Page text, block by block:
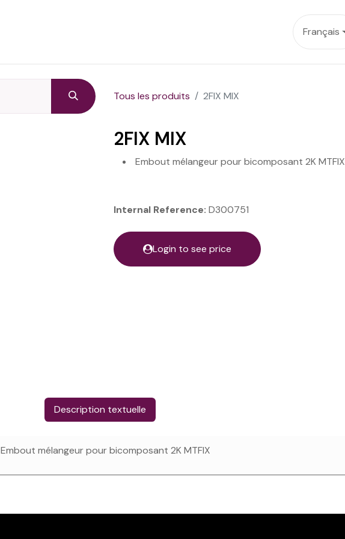
Français
Tous les produits 2FIX MIX
2FIX MIX
Embout mélangeur pour bicomposant 2K MTFIX
Internal Reference: D300751
Login to see price
Description textuelle
Embout mélangeur pour bicomposant 2K MTFIX